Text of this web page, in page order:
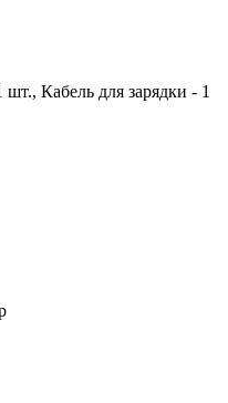
Кабель для зарядки - 1